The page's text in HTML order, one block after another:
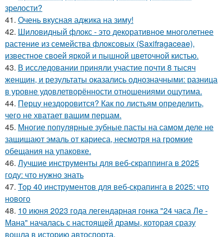
зрелости?
41. Очень вкусная аджика на зиму!
42. Шиловидный флокс - это декоративное многолетнее
растение из семейства флоксовых (Saxifragaceae),
известное своей яркой и пышной цветочной кистью.
43. В исследовании приняли участие почти 8 тысяч
женщин, и результаты оказались однозначными: разница
в уровне удовлетворённости отношениями ощутима.
44. Перцу нездоровится? Как по листьям определить,
чего не хватает вашим перцам.
45. Многие популярные зубные пасты на самом деле не
защищают эмаль от кариеса, несмотря на громкие
обещания на упаковке.
46. Лучшие инструменты для веб-скраппинга в 2025
году: что нужно знать
47. Top 40 инструментов для веб-скрапинга в 2025: что
нового
48. 10 июня 2023 года легендарная гонка "24 часа Ле -
Мана" началась с настоящей драмы, которая сразу
вошла в историю автоспорта.